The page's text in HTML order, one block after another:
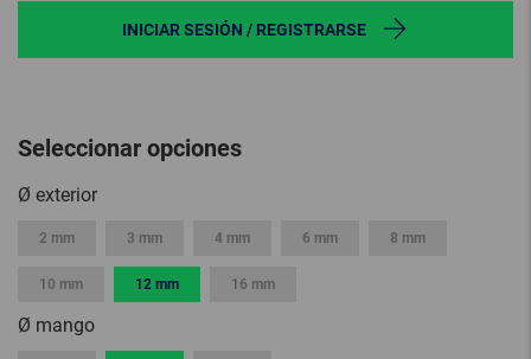
INICIAR SESIÓN / REGISTRARSE
Seleccionar opciones
Ø exterior
2 mm 3 mm 4 mm 6 mm 8 mm
10 mm 12 mm 16 mm
Ø mango